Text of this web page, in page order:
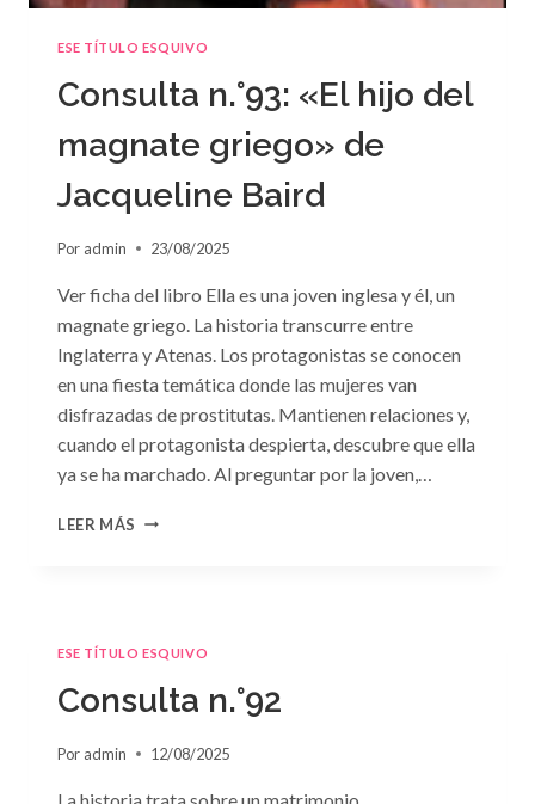
ESE TÍTULO ESQUIVO
Consulta n.°93: «El hijo del
magnate griego» de
Jacqueline Baird
Por admin 23/08/2025
Ver ficha del libro Ella es una joven inglesa y él, un
magnate griego. La historia transcurre entre
Inglaterra y Atenas. Los protagonistas se conocen
en una fiesta temática donde las mujeres van
disfrazadas de prostitutas. Mantienen relaciones y,
cuando el protagonista despierta, descubre que ella
ya se ha marchado. Al preguntar por la joven,…
LEER MÁS CONSULTA
MAGNATE
GRIEGO»
DE
BAIRD
ESE TÍTULO ESQUIVO
Consulta n.°92
Por admin 12/08/2025